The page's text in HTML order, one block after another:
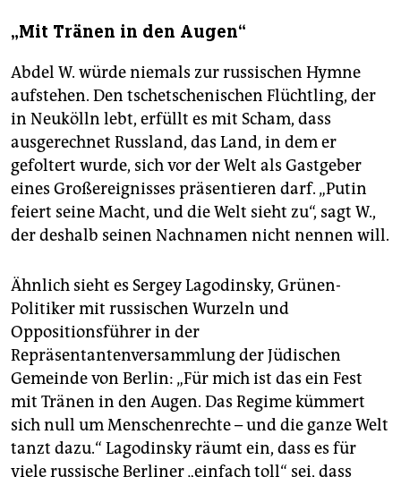
„Mit Tränen in den Augen“
Abdel W. würde niemals zur russischen Hymne
aufstehen. Den tschetschenischen Flüchtling, der
in Neukölln lebt, erfüllt es mit Scham, dass
ausgerechnet Russland, das Land, in dem er
gefoltert wurde, sich vor der Welt als Gastgeber
eines Großereignisses präsentieren darf. „Putin
feiert seine Macht, und die Welt sieht zu“, sagt W.,
der deshalb seinen Nachnamen nicht nennen will.
Ähnlich sieht es Sergey Lagodinsky, Grünen-
Politiker mit russischen Wurzeln und
Oppositionsführer in der
Repräsentantenversammlung der Jüdischen
Gemeinde von Berlin: „Für mich ist das ein Fest
mit Tränen in den Augen. Das Regime kümmert
sich null um Menschenrechte – und die ganze Welt
tanzt dazu.“ Lagodinsky räumt ein, dass es für
viele russische Berliner „einfach toll“ sei, dass